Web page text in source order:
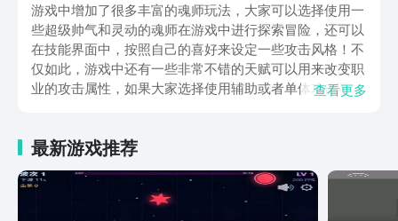
游戏中增加了很多丰富的魂师玩法，大家可以选择使用一
些超级帅气和灵动的魂师在游戏中进行探索冒险，还可以
在技能界面中，按照自己的喜好来设定一些攻击风格！不
仅如此，游戏中还有一些非常不错的天赋可以用来改变职
业的攻击属性，如果大家选择使用辅助或者单体攻击不厉
的画风是偏向现代风格的，一些建筑的建模还算比较宏
观，毕竟这款游戏目前还在测试阶段，小编也是实事求是
给大家介绍一下游戏中最真实的表现，大家在战斗过程
中，可以发现一些背景音乐会随着战斗进程而发生改变！
查看更多
最新游戏推荐